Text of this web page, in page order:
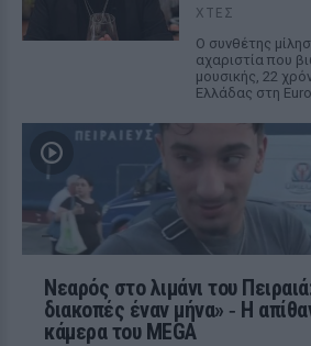
ΧΤΕΣ
Ο συνθέτης
αχαριστία που
μουσικής, 22
Ελλάδας στη
Νεαρός στο λιμάνι του
διακοπές έναν μήνα» ‑ Η
κάμερα του MEGA